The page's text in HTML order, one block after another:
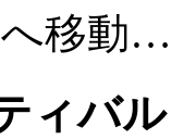
移動
ィバ